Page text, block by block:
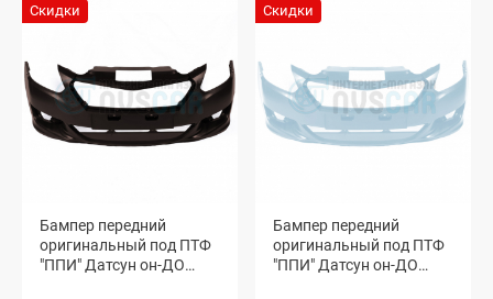
Скидки
Бампер передний
оригинальный под ПТФ
"ППИ" Датсун он-ДО
Скидки
Бампер передний
оригинальный под ПТФ
"ППИ" Датсун он-ДО